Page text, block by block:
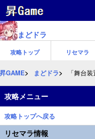
まどドラ
攻略トップ リセマラ
昇GAME まどドラ 「舞台
攻略メニュー
攻略トップへ戻る
リセマラ情報